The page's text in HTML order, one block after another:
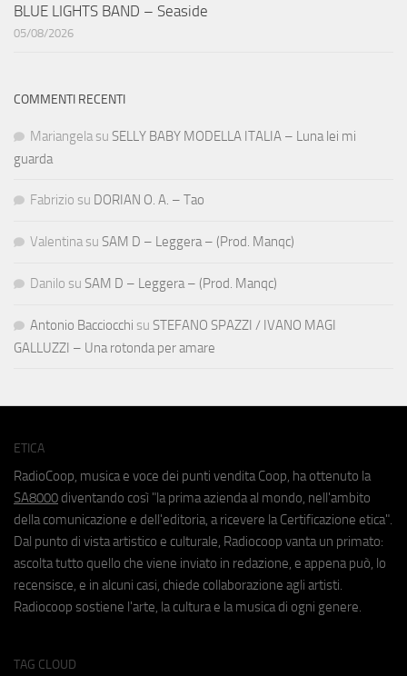
BLUE LIGHTS BAND – Seaside
05/08/2026
COMMENTI RECENTI
Mariangela su SELLY BABY MODELLA ITALIA – Luna lei mi
guarda
Fabrizio su DORIAN O. A. – Tao
Valentina su SAM D – Leggera – (Prod. Manqc)
Danilo su SAM D – Leggera – (Prod. Manqc)
Antonio Bacciocchi su STEFANO SPAZZI / IVANO MAGI
GALLUZZI – Una rotonda per amare
ETICA
RadioCoop, musica e voce dei punti vendita Coop, ha ottenuto la
SA8000 diventando così "la prima azienda al mondo, nell'ambito
della comunicazione e dell'editoria, a ricevere la Certificazione etica".
Dal punto di vista artistico e culturale, Radiocoop vanta un primato:
ascolta tutto quello che viene inviato in redazione, e appena può, lo
recensisce, e in alcuni casi, chiede collaborazione agli artisti.
Radiocoop sostiene l'arte, la cultura e la musica di ogni genere.
TAG CLOUD